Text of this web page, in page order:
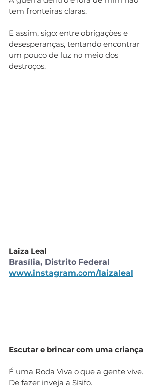
tem fronteiras claras.
E assim, sigo: entre obrigações e
desesperanças, tentando encontrar
um pouco de luz no meio dos
destroços.
Laiza Leal
Brasília, Distrito Federal
www.instagram.com/laizaleal
Escutar e brincar com uma criança
É uma Roda Viva o que a gente vive.
De fazer inveja a Sísifo.